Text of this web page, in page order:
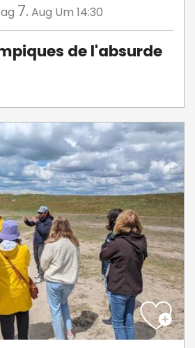
7. Aug Um 14:30
de l'absurde